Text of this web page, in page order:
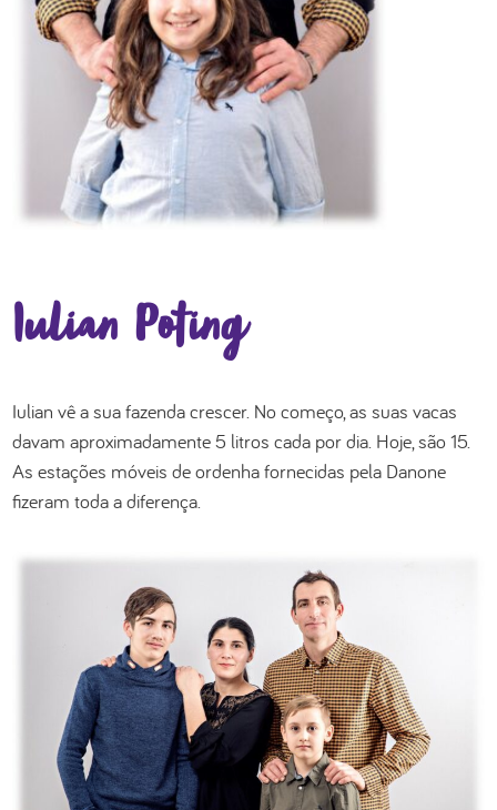
Iulian Poting
Iulian vê a sua fazenda crescer. No começo, as suas vacas
davam aproximadamente 5 litros cada por dia. Hoje, são 15.
As estações móveis de ordenha fornecidas pela Danone
fizeram toda a diferença.